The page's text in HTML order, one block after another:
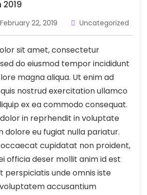
February 22, 2019 Uncategorized
sit amet, consectetur
do eiusmod tempor incididunt
magna aliqua. Ut enim ad
nostrud exercitation ullamco
ex ea commodo consequat.
in reprhendit in voluptate
dolore eu fugiat nulla pariatur.
cupidatat non proident,
officia deser mollit anim id est
perspiciatis unde omnis iste
accusantium